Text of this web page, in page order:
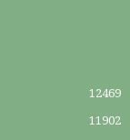
12469
11902